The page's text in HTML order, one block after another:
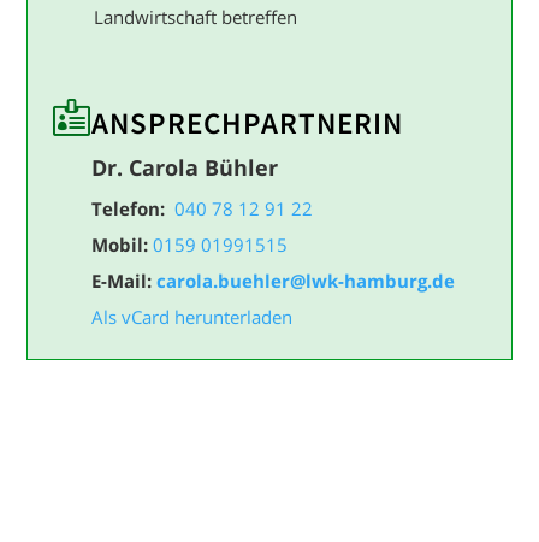
Landwirtschaft betreffen
ANSPRECH­PARTNERIN
Dr. Carola Bühler
Telefon: 040 78 12 91 22
Mobil: 0159 01991515
E-Mail: carola.buehler@lwk-hamburg.de
Als vCard herunterladen